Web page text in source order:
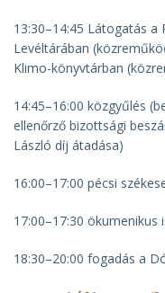
13:30–14:45 Látogatás a
Levéltárában
Klimo-könyvtárban
14:45–16:00 közgyűlés
ellenőrző bizottsági
László díj átadása)
16:00–17:00 pécsi
17:00–17:30 ökumenikus
18:30–20:00 fogadás a